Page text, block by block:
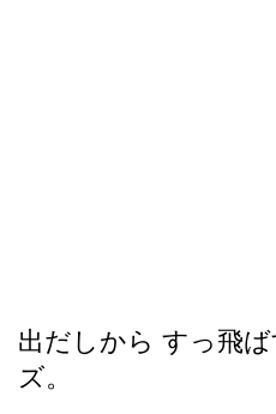
出だしから すっ飛
ズ。